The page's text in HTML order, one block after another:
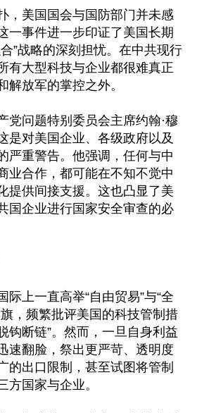
，美国国会与国防部门并未感
一事件进一步印证了美国长期
”战略的深刻担忧。在中共现行
有大型科技与企业都很难真正
解放军的掌控之外。
党问题特别委员会主席约翰·穆
是对美国企业、各级政府以及
严重警告。他强调，任何与中
业合作，都可能在不知不觉中
提供间接支援。这也凸显了美
国企业进行国家安全审查的必
际上一直高举“自由贸易”与“全
，频繁批评美国的科技管制措
钩断链”。然而，一旦自身利益
速翻脸，祭出更严苛、透明度
的出口限制，甚至试图将管制
方国家与企业。